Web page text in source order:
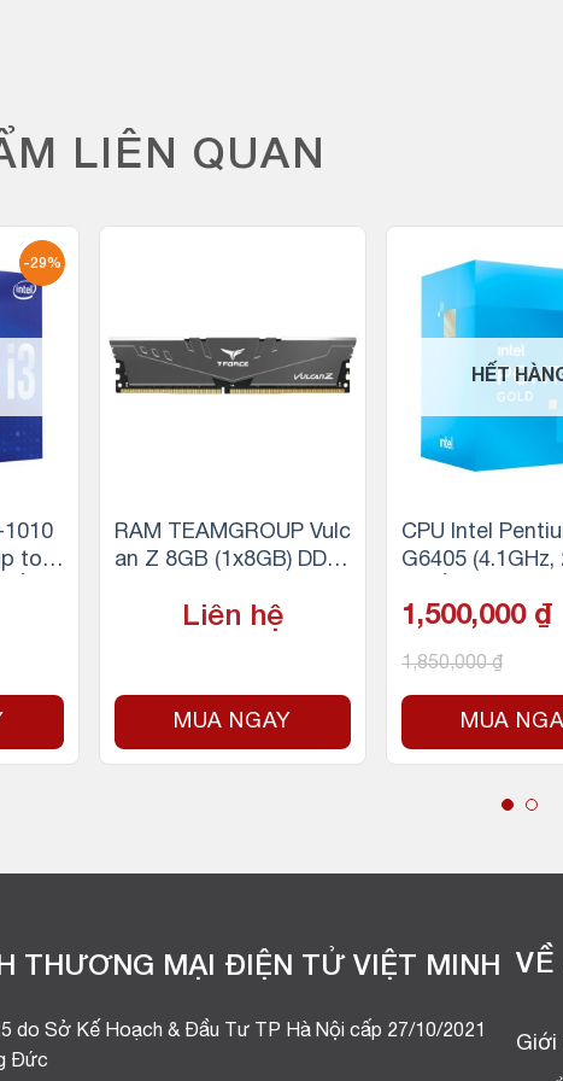
LIÊN QUAN
-29%
1010
to
So
RAM TEAMGROUP Vulc
an Z 8GB (1x8GB) DDR
Liên hệ
MUA NGAY
HẾT
CPU Intel
G6405 (4.1GHz,
W) – Socket
1,500,000 ₫
1,850,000₫
MUA
THƯƠNG MẠI ĐIỆN TỬ VIỆT MINH
do Sở Kế Hoạch & Đầu Tư TP Hà Nội cấp 27/10/2021
Đức
VỀ
Giới